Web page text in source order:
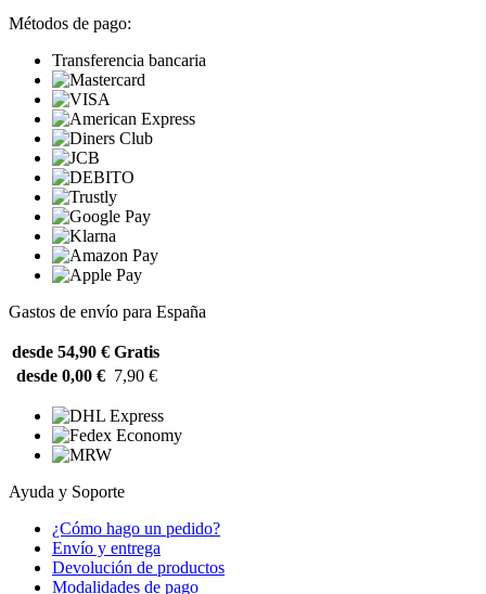
Métodos de pago:
Transferencia bancaria
Gastos de envío para España
desde 54,90 € Gratis
desde 0,00 € 7,90 €
Ayuda y Soporte
¿Cómo hago un pedido?
Envío y entrega
Devolución de productos
Modalidades de pago